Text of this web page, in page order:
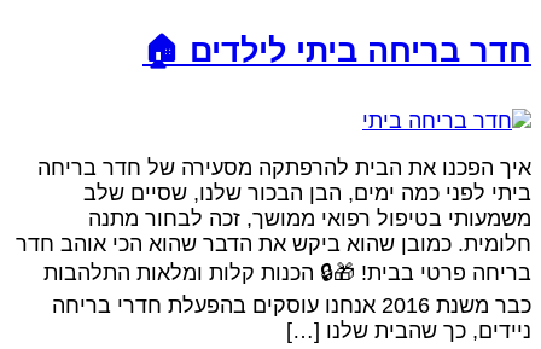
חדר בריחה ביתי לילדים 🏠
איך הפכנו את הבית להרפתקה מסעירה של חדר בריחה
ביתי לפני כמה ימים, הבן הבכור שלנו, שסיים שלב
משמעותי בטיפול רפואי ממושך, זכה לבחור מתנה
חלומית. כמובן שהוא ביקש את הדבר שהוא הכי אוהב חדר
בריחה פרטי בבית! 🎁🔒 הכנות קלות ומלאות התלהבות
כבר משנת 2016 אנחנו עוסקים בהפעלת חדרי בריחה
ניידים, כך שהבית שלנו […]